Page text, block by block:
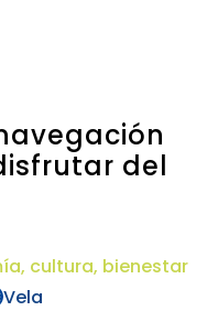
del
cultura, bienestar
Vela